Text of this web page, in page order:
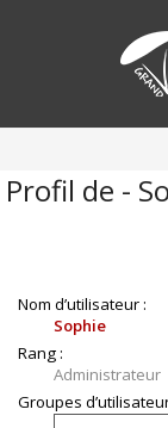
Profil de -
Nom d’utilisateur :
Sophie
Rang :
Administrateur
Groupes